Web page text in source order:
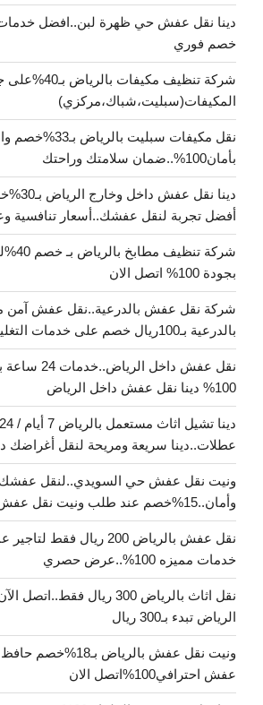
خصم فوري
شركة تنظيف
المكيفات(سبليت،شباك،مركزي)
نقل مكيفات سبليت
بأمان100%..ضمان سلامتك وراحتك
دينا نقل
أفضل تجربة لنقل عفشك..أسعار تنافسية
شركة
بجودة 100% اتصل الان
شركة نقل عفش بالدرعية..نقل عفش
بالدرعية بـ100ريال خصم على خدمات التغليف
نقل عفش داخل
100% دينا نقل عفش داخل الرياض
عطلات..دينا سريعة ومريحة لنقل أغراضك
ونيت نقل عفش حي السويدي..لنقل عفشك
وأمان..15%خصم عند طلب ونيت نقل عفش حي السويدي
نقل عفش بالرياض 200 ريال
خدمات مميزه 100%..عرض حصري
نقل اثاث بالرياض 300 ريال
الرياض تبدء بـ300 ريال
ونيت نقل عفش بالرياض
عفش احترافي100%اتصل الان